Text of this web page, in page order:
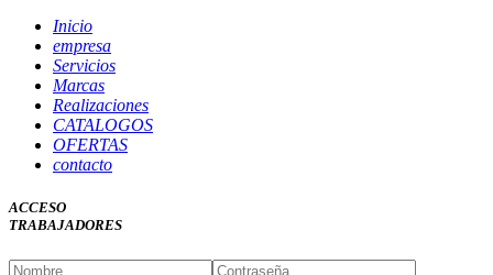
Inicio
empresa
Servicios
Marcas
Realizaciones
CATALOGOS
OFERTAS
contacto
ACCESO
TRABAJADORES